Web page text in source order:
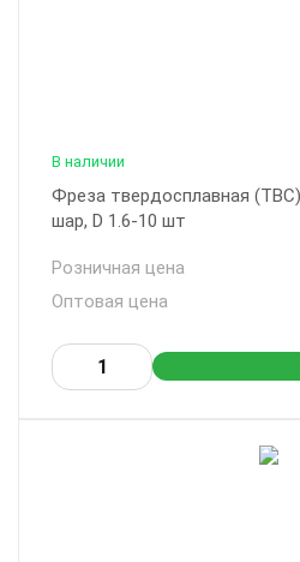
В наличии
Фреза твердосплавная
шар, D 1.6-10 шт
Розничная цена
Оптовая цена